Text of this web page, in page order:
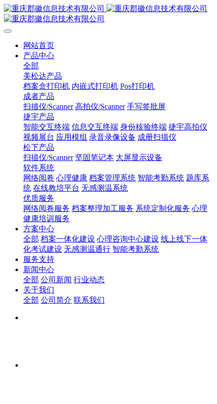
网站首页
产品中心
全部
美松达产品
档案盒打印机 内嵌式打印机 Pos打印机
成者产品
扫描仪/Scanner 高拍仪/Scanner 手写签批屏
捷宇产品
智能交互终端 信息交互终端 身份核验终端 捷宇高拍仪
视频展台 应用模组 录音录像设备 成册扫描仪
松下产品
扫描仪/Scanner 坚固笔记本 大屏显示设备
软件系统
网络阅卷 心理健康 档案管理系统 智能考勤系统 题库系
统 在线教培平台 无感测温系统
优质服务
网络阅卷服务 档案整理加工服务 系统定制化服务 心理
健康培训服务
方案中心
全部 档案一体化建设 心理咨询中心建设 线上线下一体
化考试建设 无感测温通行 智能考勤系统
服务支持
新闻中心
全部 公司新闻 行业动态
关于我们
全部 公司简介 联系我们